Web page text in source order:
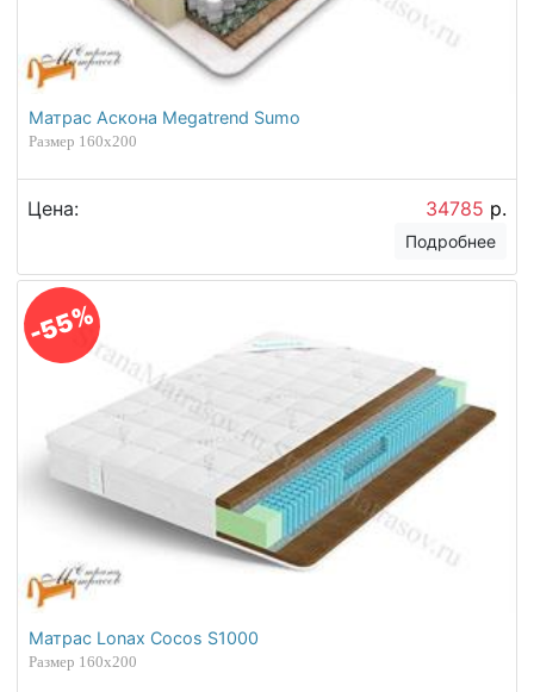
Матрас Аскона Megatrend Sumo
Размер 160х200
Цена: 34785 р.
Подробнее
-55%
Матрас Lonax Cocos S1000
Размер 160х200